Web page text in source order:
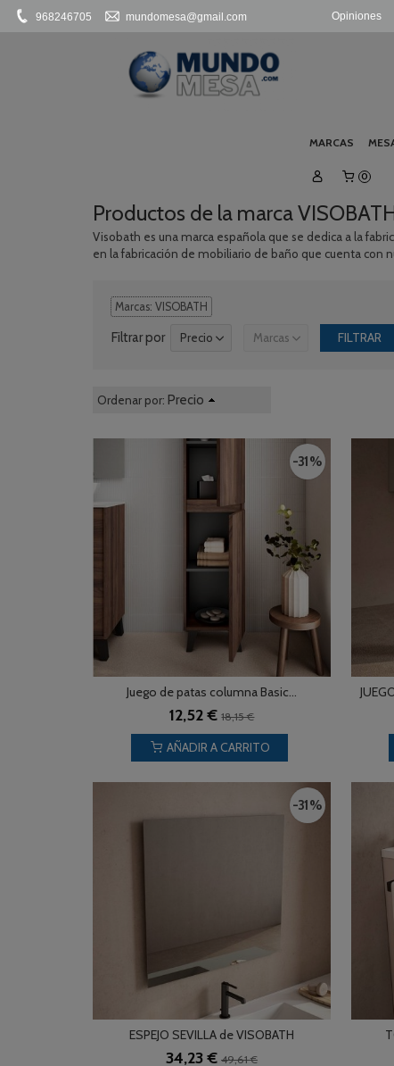
Opiniones
968246705 mundomesa@gmail.com
MARCAS
0
Productos de la marca
Visobath es una marca española que se dedica a la
en la fabricación de mobiliario de baño que cuenta con
Marcas: VISOBATH
Filtrar por Precio Marcas
Ordenar por: Precio
-31 %
Juego de patas columna Basic...
12,52 €18,15 €
AÑADIR A CARRITO
-31 %
ESPEJO SEVILLA de VISOBATH
34,23 € 49,61 €